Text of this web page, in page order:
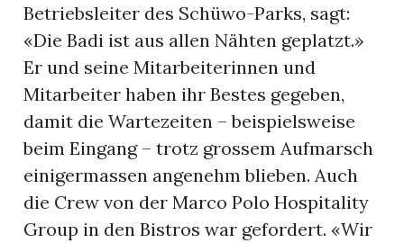
Betriebsleiter des Schüwo-Parks, sagt:
«Die Badi ist aus allen Nähten geplatzt.»
Er und seine Mitarbeiterinnen und
Mitarbeiter haben ihr Bestes gegeben,
damit die Wartezeiten – beispielsweise
beim Eingang – trotz grossem Aufmarsch
einigermassen angenehm blieben. Auch
die Crew von der Marco Polo Hospitality
Group in den Bistros war gefordert. «Wir